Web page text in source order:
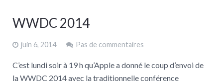
WWDC 2014
juin 6, 2014 Pas de commentaires
C’est lundi soir à 19 h qu’Apple a donné le coup d’envoi de
la WWDC 2014 avec la traditionnelle conférence